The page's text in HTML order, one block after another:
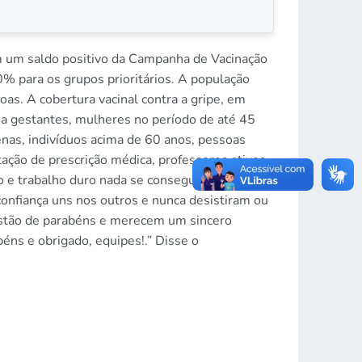
saldo positivo da Campanha de Vacinação
para os grupos prioritários. A população
A cobertura vacinal contra a gripe, em
gestantes, mulheres no período de até 45
indivíduos acima de 60 anos, pessoas
de prescrição médica, professores ativos
trabalho duro nada se consegue, e todas as
uns nos outros e nunca desistiram ou
de parabéns e merecem um sincero
e obrigado, equipes!.” Disse o